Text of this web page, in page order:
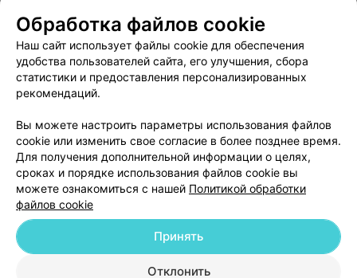
Пользовательское соглашение
Способы оплаты
Вакансии
Партнеры
Написать руководителю 103.by
Обработка персональных данных
© 2026 ООО «Артокс Лаб», УНП 191700409
| 220012, Республика Беларусь,
Обработка файлов cookie
Наш сайт использует файлы cookie для обеспечения
удобства пользователей сайта, его улучшения, сбора
статистики и предоставления персонализированных
рекомендаций.
Вы можете настроить параметры использования файлов
cookie или изменить свое согласие в более позднее время.
Для получения дополнительной информации о целях,
сроках и порядке использования файлов cookie вы
можете ознакомиться с нашей Политикой обработки
файлов cookie
Отклонить
Принять